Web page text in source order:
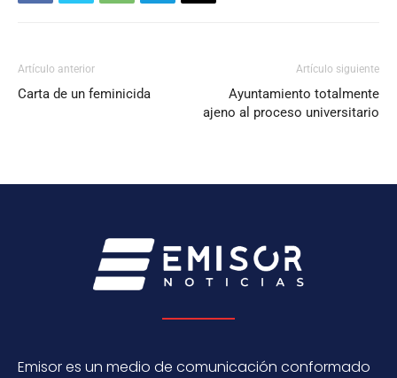
Artículo anterior
Carta de un feminicida
Artículo siguiente
Ayuntamiento totalmente
ajeno al proceso universitario
Emisor es un medio de comunicación conformado